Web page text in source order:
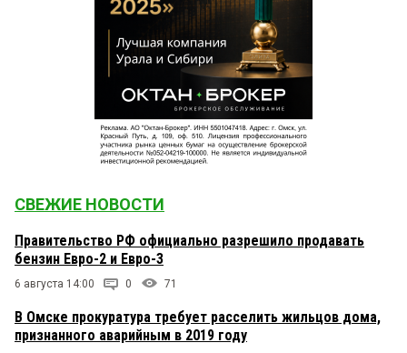
СВЕЖИЕ НОВОСТИ
Правительство РФ официально разрешило продавать
бензин Евро-2 и Евро-3
6 августа 14:00 0 71
В Омске прокуратура требует расселить жильцов дома,
признанного аварийным в 2019 году